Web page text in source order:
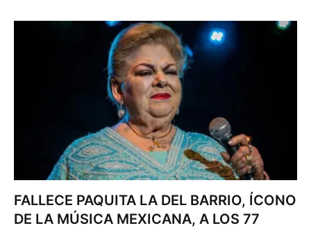
FALLECE PAQUITA LA DEL BARRIO, ÍCONO
DE LA MÚSICA MEXICANA, A LOS 77